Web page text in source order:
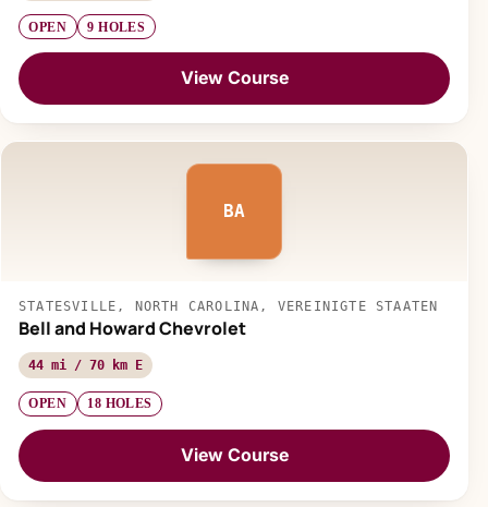
OPEN 9 HOLES
View Course
BA
STATESVILLE, NORTH CAROLINA, VEREINIGTE STAATEN
Bell and Howard Chevrolet
44 mi / 70 km E
OPEN 18 HOLES
View Course